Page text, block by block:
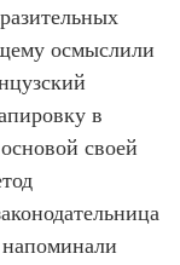
осмыслили
в
своей